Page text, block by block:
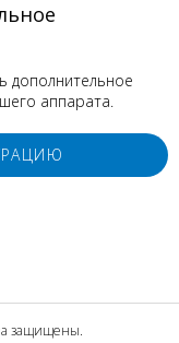
дополнительное
аппарата.
защищены.